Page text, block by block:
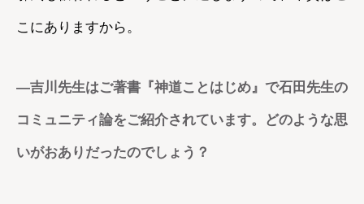
こにありますから。
―吉川先生はご著書『神道ことはじめ』で石田先生の
コミュニティ論をご紹介されています。どのような思
いがおありだったのでしょう？